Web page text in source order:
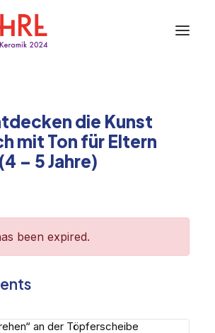
die Kunst
mit Ton für Eltern
– 5 Jahre)
been expired.